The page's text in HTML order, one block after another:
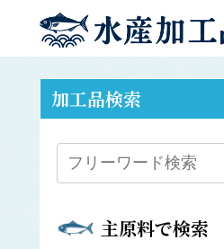
加工品検索
主原料で検索